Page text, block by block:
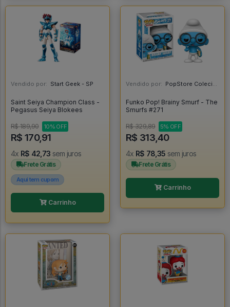
Vendido por: Start Geek - SP
Saint Seiya Champion Class -
Pegasus Seiya Blokees
R$ 189,90 10% OFF
R$ 170,91
4x R$ 42,73 sem juros
Frete Grátis
Aqui tem cupom
Carrinho
Vendido por: PopStore Colecionáveis - MG
Funko Pop! Brainy Smurf - The
Smurfs #271
R$ 329,89 5% OFF
R$ 313,40
4x R$ 78,35 sem juros
Frete Grátis
Carrinho